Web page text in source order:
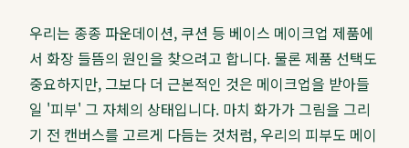
우리는 종종 파운데이션, 쿠션 등 베이스 메이크업 제품에
서 화장 들뜸의 원인을 찾으려고 합니다. 물론 제품 선택도
중요하지만, 그보다 더 근본적인 것은 메이크업을 받아들
일 '피부' 그 자체의 상태입니다. 마치 화가가 그림을 그리
기 전 캔버스를 고르게 다듬는 것처럼, 우리의 피부도 메이